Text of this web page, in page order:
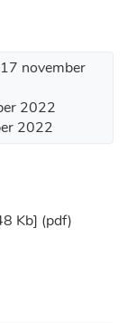
november
2022
2022
Kb pdf